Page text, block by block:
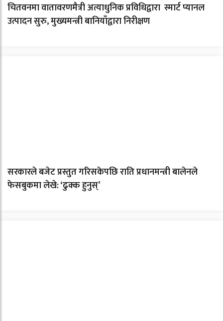
चितवनमा वातावरणमैत्री अत्याधुनिक प्रविधिद्वारा स्मार्ट प्यानल
उत्पादन सुरु, मुख्यमन्त्री बानियाँद्वारा निरीक्षण
सरकारले बजेट प्रस्तुत गरिसकेपछि राति प्रधानमन्त्री बालेनले
फेसबुकमा लेखे: ‘ढुक्क हुनुस्’